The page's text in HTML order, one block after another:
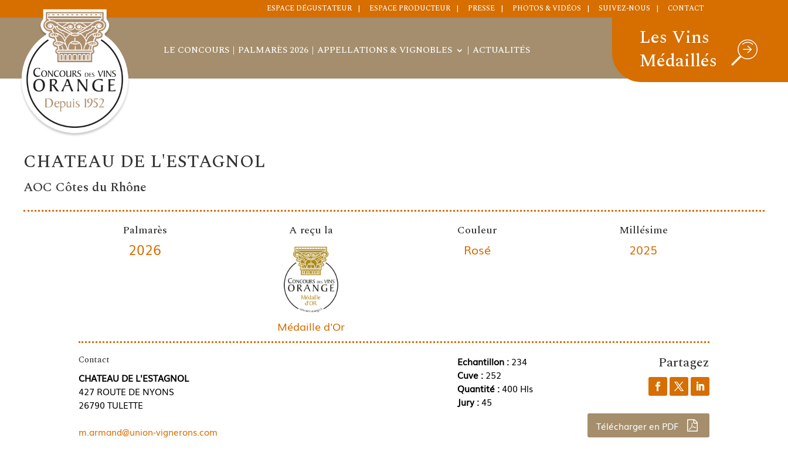
ESPACE DÉGUSTATEUR ESPACE PRODUCTEUR PRESSE PHOTOS & VIDÉOS SUIVEZ-NOUS CONTACT
LE CONCOURS PALMARÈS 2026 APPELLATIONS & VIGNOBLES ACTUALITÉS
Les Vins
Médaillés
CHATEAU DE L'ESTAGNOL
AOC Côtes du Rhône
Palmarès
2026
A reçu la
Médaille d'Or
Couleur
Rosé
Millésime
2025
Contact
CHATEAU DE L'ESTAGNOL
427 ROUTE DE NYONS
26790 TULETTE
m.armand@union-vignerons.com
Echantillon :234
Cuve : 252
Quantité :400 Hls
Jury :45
Partagez
Télécharger en PDF